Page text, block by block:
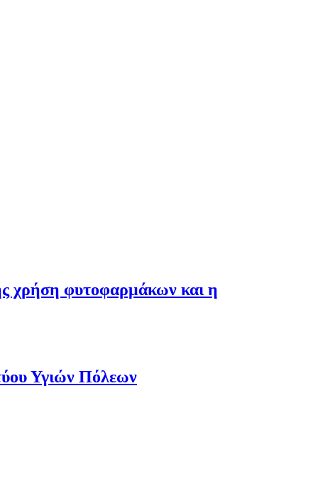
χρήση φυτοφαρμάκων και η
Υγιών Πόλεων